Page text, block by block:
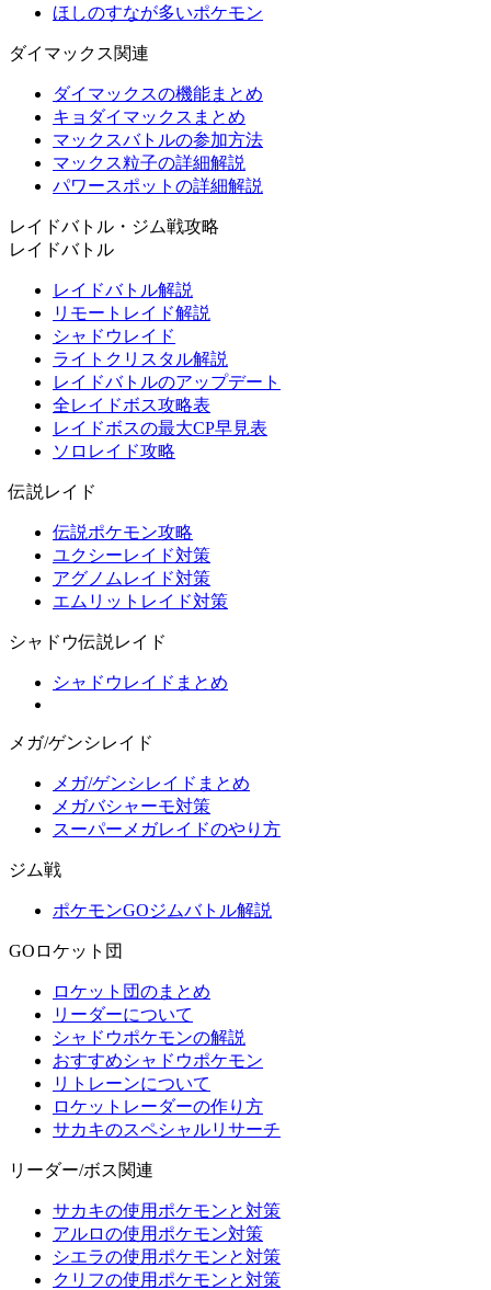
ほしのすなが多いポケモン
ダイマックス関連
ダイマックスの機能まとめ
キョダイマックスまとめ
マックスバトルの参加方法
マックス粒子の詳細解説
パワースポットの詳細解説
レイドバトル・ジム戦攻略
レイドバトル
レイドバトル解説
リモートレイド解説
シャドウレイド
ライトクリスタル解説
レイドバトルのアップデート
全レイドボス攻略表
レイドボスの最大CP早見表
ソロレイド攻略
伝説レイド
伝説ポケモン攻略
ユクシーレイド対策
アグノムレイド対策
エムリットレイド対策
シャドウ伝説レイド
シャドウレイドまとめ
メガ/ゲンシレイド
メガ/ゲンシレイドまとめ
メガバシャーモ対策
スーパーメガレイドのやり方
ジム戦
ポケモンGOジムバトル解説
GOロケット団
ロケット団のまとめ
リーダーについて
シャドウポケモンの解説
おすすめシャドウポケモン
リトレーンについて
ロケットレーダーの作り方
サカキのスペシャルリサーチ
リーダー/ボス関連
サカキの使用ポケモンと対策
アルロの使用ポケモン対策
シエラの使用ポケモンと対策
クリフの使用ポケモンと対策